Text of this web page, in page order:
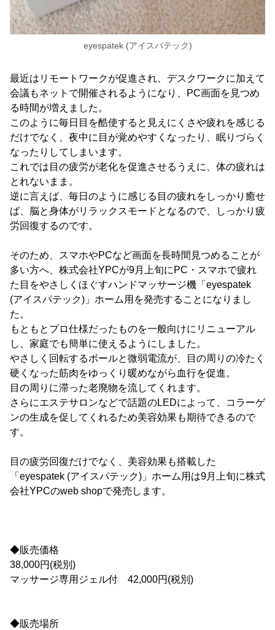
eyespatek (アイスパテック)
最近はリモートワークが促進され、デスクワークに加えて
会議もネットで開催されるようになり、PC画面を見つめ
る時間が増えました。
このように毎日目を酷使すると見えにくさや疲れを感じる
だけでなく、夜中に目が覚めやすくなったり、眠りづらく
なったりしてしまいます。
これでは目の疲労が老化を促進させるうえに、体の疲れは
とれないまま。
逆に言えば、毎日のように感じる目の疲れをしっかり癒せ
ば、脳と身体がリラックスモードとなるので、しっかり疲
労回復するのです。
そのため、スマホやPCなど画面を長時間見つめることが
多い方へ、株式会社YPCが9月上旬にPC・スマホで疲れ
た目をやさしくほぐすハンドマッサージ機「eyespatek
(アイスパテック)」ホーム用を発売することになりまし
た。
もともとプロ仕様だったものを一般向けにリニューアル
し、家庭でも簡単に使えるようにしました。
やさしく回転するボールと微弱電流が、目の周りの冷たく
硬くなった筋肉をゆっくり暖めながら血行を促進。
目の周りに滞った老廃物を流してくれます。
さらにエステサロンなどで話題のLEDによって、コラーゲ
ンの生成を促してくれるため美容効果も期待できるので
す。
目の疲労回復だけでなく、美容効果も搭載した
「eyespatek (アイスパテック)」ホーム用は9月上旬に株式
会社YPCのweb shopで発売します。
◆販売価格
38,000円(税別)
マッサージ専用ジェル付 42,000円(税別)
◆販売場所